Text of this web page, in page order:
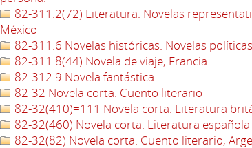
82-311.2(72) Literatura. Novelas
México
82-311.6 Novelas históricas. Novelas
82-311.8(44) Novela de viaje, Francia
82-312.9 Novela fantástica
82-32 Novela corta. Cuento literario
82-32(410)=111 Novela corta. Literatura
82-32(460) Novela corta. Literatura española
82-32(82) Novela corta. Cuento literario,